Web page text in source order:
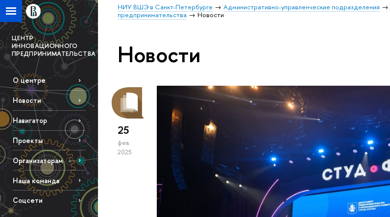
НИУ ВШЭ в Санкт-Петербурге Административно-управленческие подразделения
предпринимательства
Новости
ЦЕНТР
ИННОВАЦИОННОГО
ПРЕДПРИНИМАТЕЛЬСТВА
О центре
Новости
Навигатор
Проекты
Организаторам
Наша команда
Соцсети
Новости
25
фев
2025